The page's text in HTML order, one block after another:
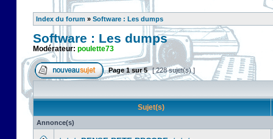
Index du forum » Software : Les dumps
Software : Les dumps
Modérateur: poulette73
Page1sur5 [ 228 sujet(s) ]
Sujet(s)
Annonce(s)